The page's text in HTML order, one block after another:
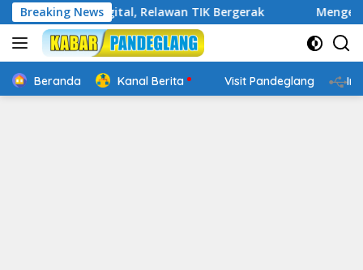
Langsung
ke
konten
Breaking News
Digital, Relawan TIK Bergerak Mengenal Website
Beranda Kanal Berita Visit Pandeglang